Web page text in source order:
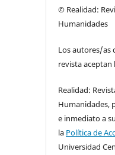
© Realidad:
Humanidades
Los autores/as
revista aceptan
Realidad:
Humanidades,
e inmediato a
la Política de
Universidad